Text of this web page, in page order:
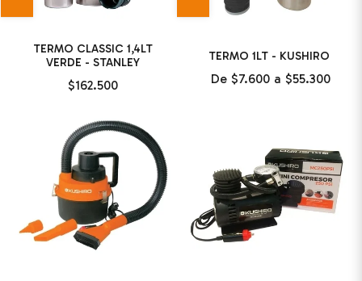
TERMO CLASSIC 1,4LT
VERDE - STANLEY
$162.500
TERMO 1LT - KUSHIRO
De $7.600 a $55.300